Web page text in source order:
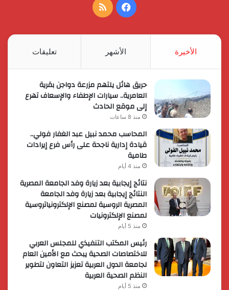
فيسبوكملخص
الأخيرة الأشهر تعليقات
حريق هائل يلتهم مزرعة دواجن بقرية
العامرية.. سيارات الإطفاء والإسعاف تهرع
إلى موقع الحادث
منذ 8 ساعات
المحاسب محمد نبيل عبد الغفار فولي..
قيادة إدارية ناجحة على رأس فرع إيرادات
طامية
منذ 4 أيام
نتائج إيجابية بعد زيارة وفد الجامعة المصرية
النتائج إيجابية بعد زيارة وفد الجامعة
المصرية الروسية لمصنع الإلكترونياتروسية
لمصنع الإلكترونيات
منذ 5 أيام
رئيس المكتب التنفيذي للمجلس العربي
للاختصاصات الصحية يبحث مع الأمين العام
لجامعة الدول العربية تعزيز التعاون لتطوير
النظم الصحية العربية
منذ 5 أيام